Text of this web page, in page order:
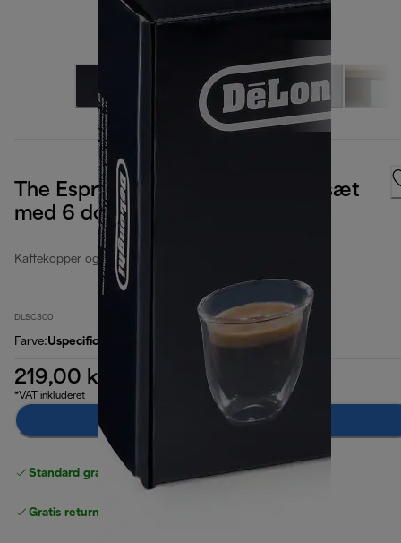
The Espresso Collection, 90 ml, sæt
med 6 dobbeltvæggede glas
Kaffekopper og -glas
DLSC300
Farve:Uspecificeret
219,00 kr.
*VAT inkluderet
Læg i indkøbskurven
Standard gratis levering over 370 kr
Gratis returneringer